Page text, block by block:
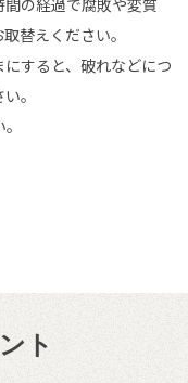
の経過で腐敗や変質
替えください。
すると、破れなどにつ
。
ト